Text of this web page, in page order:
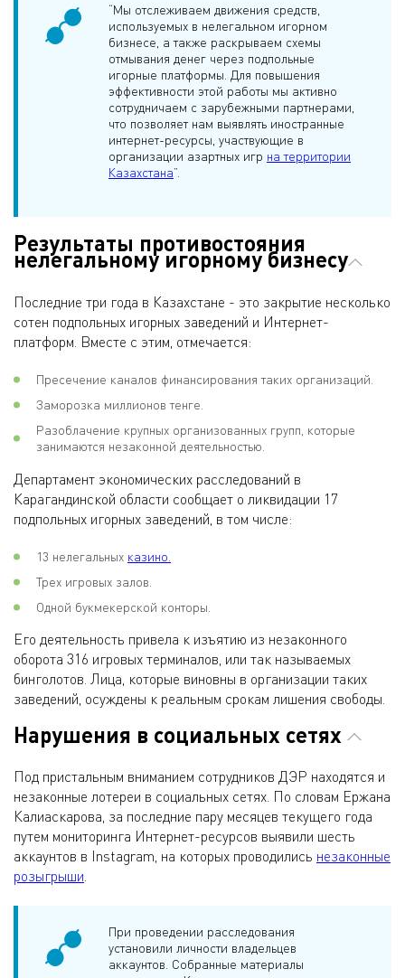
“Мы отслеживаем движения средств,
используемых в нелегальном игорном
бизнесе, а также раскрываем схемы
отмывания денег через подпольные
игорные платформы. Для повышения
эффективности этой работы мы активно
сотрудничаем с зарубежными партнерами,
что позволяет нам выявлять иностранные
интернет-ресурсы, участвующие в
организации азартных игр на территории
Казахстана”.
Результаты противостояния
нелегальному игорному бизнесу
Последние три года в Казахстане - это закрытие несколько
сотен подпольных игорных заведений и Интернет-
платформ. Вместе с этим, отмечается:
Пресечение каналов финансирования таких организаций.
Заморозка миллионов тенге.
Разоблачение крупных организованных групп, которые
занимаются незаконной деятельностью.
Департамент экономических расследований в
Карагандинской области сообщает о ликвидации 17
подпольных игорных заведений, в том числе:
13 нелегальных казино.
Трех игровых залов.
Одной букмекерской конторы.
Его деятельность привела к изъятию из незаконного
оборота 316 игровых терминалов, или так называемых
бинголотов. Лица, которые виновны в организации таких
заведений, осуждены к реальным срокам лишения свободы.
Нарушения в социальных сетях
Под пристальным вниманием сотрудников ДЭР находятся и
незаконные лотереи в социальных сетях. По словам Ержана
Калиаскарова, за последние пару месяцев текущего года
путем мониторинга Интернет-ресурсов выявили шесть
аккаунтов в Instagram, на которых проводились незаконные
розыгрыши.
При проведении расследования
установили личности владельцев
аккаунтов. Собранные материалы